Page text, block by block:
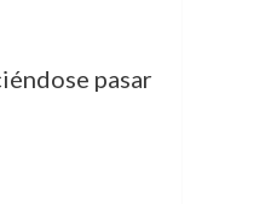
pasar